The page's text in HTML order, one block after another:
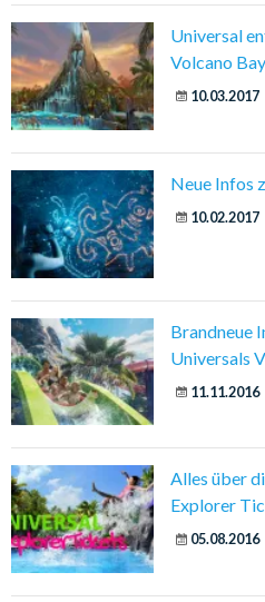
Universal
Volcano Bay
10.03.2017
Neue Infos
10.02.2017
Brandneue
Universals
11.11.2016
Alles über
Explorer
05.08.2016